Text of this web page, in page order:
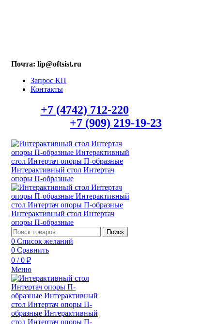
Почта: lip@oftsist.ru
Запрос КП
Контакты
+7 (4742) 712-220
+7 (909) 219-19-23
Поиск
0 Список желаний
0 Сравнить
0 / 0 ₽
Меню